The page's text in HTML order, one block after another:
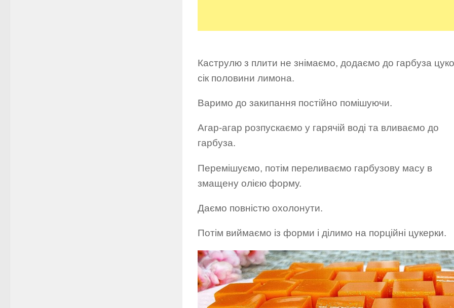
Каструлю з плити не знімаємо, додаємо до гарбуза
сік половини лимона.
Варимо до закипання постійно помішуючи.
Агар-агар розпускаємо у гарячій воді та вливаємо до
гарбуза.
Перемішуємо, потім переливаємо гарбузову масу в
змащену олією форму.
Даємо повністю охолонути.
Потім виймаємо із форми і ділимо на порційні цукерки.